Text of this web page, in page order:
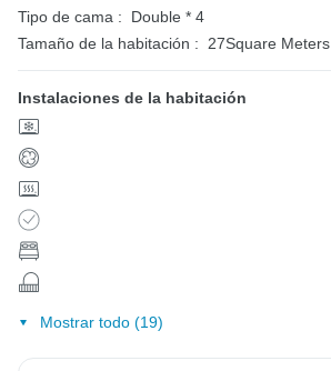
Tipo de cama :
Double * 4
Tamaño de la habitación :
27Square Meters
Instalaciones de la habitación
Mostrar todo (19)